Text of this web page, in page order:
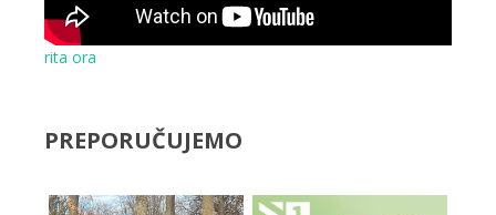
rita ora
PREPORUČUJEMO